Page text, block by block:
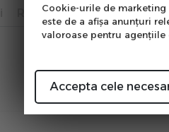
Recenzii
Cookie-urile de
este de a afişa anunţuri
valoroase pentru
Accepta cele